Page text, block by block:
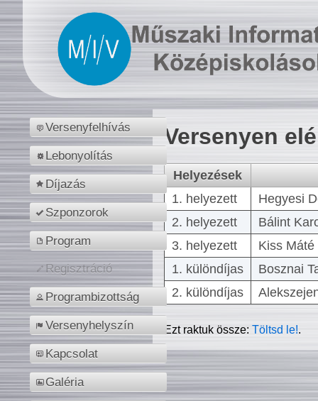
Versenyfelhívás
Lebonyolítás
Díjazás
Szponzorok
Program
Regisztráció
Programbizottság
Versenyhelyszín
Kapcsolat
Galéria
Versenyen
Helyezések
1. helyezett
Hegyesi
2. helyezett
Bálint
3. helyezett
Kiss
1. különdíjas
Bosznai
2. különdíjas
Ezt raktuk össze:Töltsd le!.